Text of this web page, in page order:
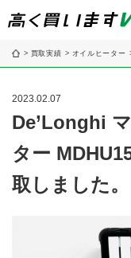
まずは
査定を
買
24
簡単
買取実績 オイルヒーター
2023.02.07
De’Longhi
ター
取しました。